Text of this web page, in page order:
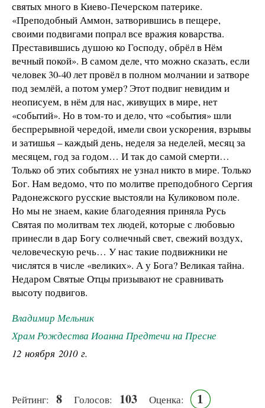
святых много в Киево-Печерском патерике.
«Преподобный Аммон, затворившись в пещере,
своими подвигами попрал все вражия коварства.
Преставившись душою ко Господу, обрёл в Нём
вечный покой». В самом деле, что можно сказать, если
человек 30-40 лет провёл в полном молчании и затворе
под землёй, а потом умер? Этот подвиг невидим и
неописуем, в нём для нас, живущих в мире, нет
«событий». Но в том-то и дело, что «события» шли
беспрерывной чередой, имели свои ускорения, взрывы
и затишья – каждый день, неделя за неделей, месяц за
месяцем, год за годом… И так до самой смерти…
Только об этих событиях не узнал никто в мире. Только
Бог. Нам ведомо, что по молитве преподобного Сергия
Радонежского русские выстояли на Куликовом поле.
Но мы не знаем, какие благодеяния приняла Русь
Святая по молитвам тех людей, которые с любовью
принесли в дар Богу солнечный свет, свежий воздух,
человеческую речь… У нас такие подвижники не
числятся в числе «великих». А у Бога? Великая тайна.
Недаром Святые Отцы призывают не сравнивать
высоту подвигов.
Владимир Мельник
Храм Рождества Иоанна Предтечи на Пресне
12 ноября 2010 г.
Рейтинг: 8 Голосов: 103 Оценка: 1